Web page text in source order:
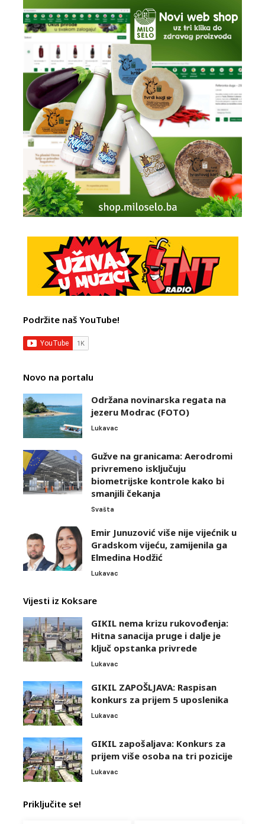
Podržite naš YouTube!
Novo na portalu
Održana novinarska regata na
jezeru Modrac (FOTO)
Lukavac
Gužve na granicama: Aerodromi
privremeno isključuju
biometrijske kontrole kako bi
smanjili čekanja
Svašta
Emir Junuzović više nije vijećnik u
Gradskom vijeću, zamijenila ga
Elmedina Hodžić
Lukavac
Vijesti iz Koksare
GIKIL nema krizu rukovođenja:
Hitna sanacija pruge i dalje je
ključ opstanka privrede
Lukavac
GIKIL ZAPOŠLJAVA: Raspisan
konkurs za prijem 5 uposlenika
Lukavac
GIKIL zapošaljava: Konkurs za
prijem više osoba na tri pozicije
Lukavac
Priključite se!